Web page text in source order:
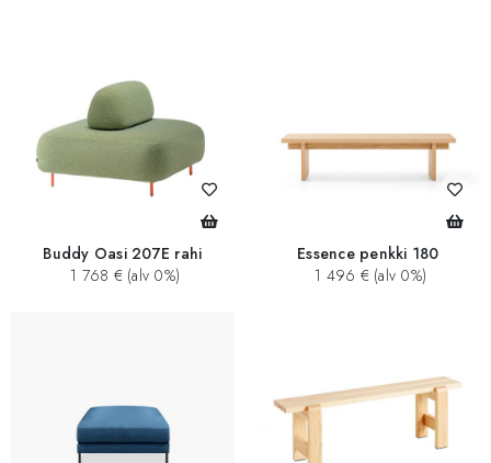
Buddy Oasi 207E rahi
1 768 € (alv 0%)
Essence penkki 180
1 496 € (alv 0%)